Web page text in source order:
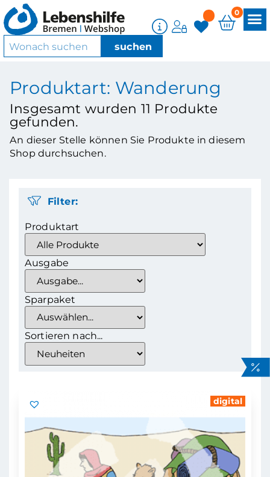
0
Produktart: Wanderung
Insgesamt wurden 11 Produkte
gefunden.
An dieser Stelle können Sie Produkte in diesem
Shop durchsuchen.
Filter:
Produktart
Ausgabe
Sparpaket
Sortieren nach...
digital